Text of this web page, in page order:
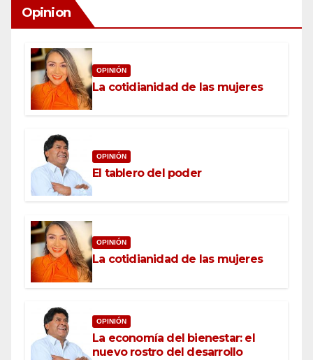
Opinion
OPINIÓN
La cotidianidad de las mujeres
OPINIÓN
El tablero del poder
OPINIÓN
La cotidianidad de las mujeres
OPINIÓN
La economía del bienestar: el
nuevo rostro del desarrollo